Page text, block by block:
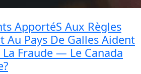
ApportéS Aux Règles
Au Pays De Galles Aident
Fraude — Le Canada